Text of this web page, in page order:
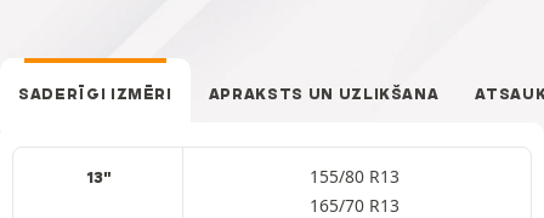
SADERĪGI IZMĒRI APRAKSTS UN UZLIKŠANA
13"
155/80 R13
165/70 R13